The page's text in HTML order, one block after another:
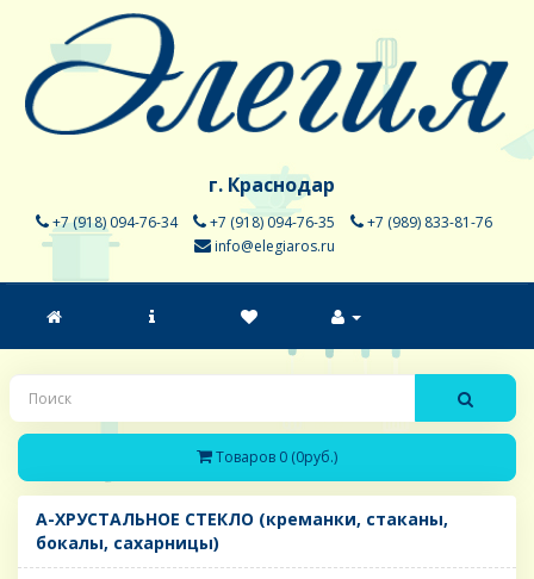
г. Краснодар
+7 (918) 094-76-34 +7 (918) 094-76-35
+7 (989) 833-81-76
info@elegiaros.ru
Товаров 0 (0руб.)
A-ХРУСТАЛЬНОЕ СТЕКЛО (креманки, стаканы,
бокалы, сахарницы)